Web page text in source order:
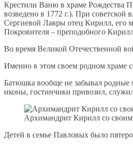
Крестили Ваню в храме Рождества
возведено в 1772 г.). При советской
Сергиевой Лавры отец Кирилл, его
Покровителя – преподобного
Во время Великой Отечественной
Именно в этом своем родном храме
Батюшка вообще не забывал родные
иконы, гостинчики привозил,
Архимандрит Кирилл со
Детей в семье Павловых было